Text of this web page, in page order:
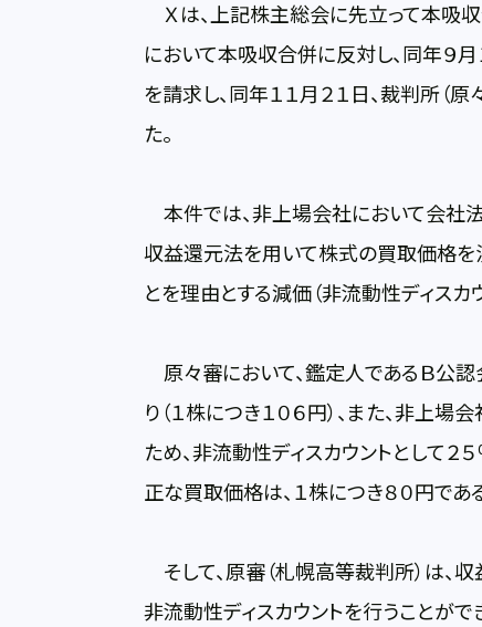
Ｘは、上記株主総会に先立って本吸
において本吸収合併に反対し、同年９
を請求し、同年１１月２１日、裁判所（
た。
本件では、非上場会社において会社
収益還元法を用いて株式の買取価格
とを理由とする減価（非流動性ディスカ
原々審において、鑑定人であるＢ公
り（１株につき１０６円）、また、非上
ため、非流動性ディスカウントとして２
正な買取価格は、１株につき８０円であ
そして、原審（札幌高等裁判所）は
非流動性ディスカウントを行うことがで